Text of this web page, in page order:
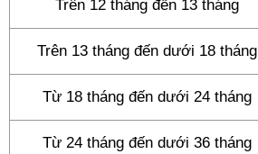
Trên 12 tháng đến 13 tháng
Trên 13 tháng đến dưới 18 tháng
Từ 18 tháng đến dưới 24 tháng
Từ 24 tháng đến dưới 36 tháng